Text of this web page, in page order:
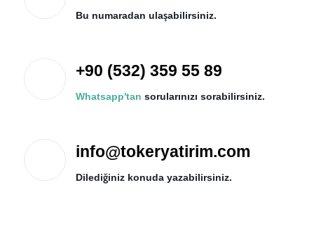
Bu numaradan ulaşabilirsiniz.
+90 (532) 359 55 89
Whatsapp'tan sorularınızı sorabilirsiniz.
info@tokeryatirim.com
Dilediğiniz konuda yazabilirsiniz.